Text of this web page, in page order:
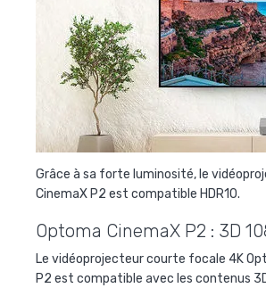
Grâce à sa forte luminosité, le
CinemaX P2 est compatible HDR10.
Optoma CinemaX P2 : 3D
Le vidéoprojecteur courte focale 4K
P2 est compatible avec les contenus